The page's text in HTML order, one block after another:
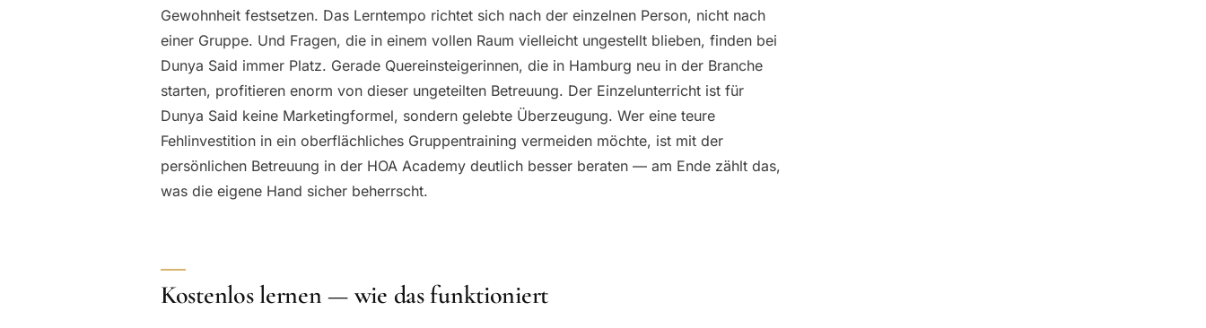
Gewohnheit festsetzen. Das Lerntempo richtet sich nach der einzelnen Person, nicht nach
einer Gruppe. Und Fragen, die in einem vollen Raum vielleicht ungestellt blieben, finden bei
Dunya Said immer Platz. Gerade Quereinsteigerinnen, die in Hamburg neu in der Branche
starten, profitieren enorm von dieser ungeteilten Betreuung. Der Einzelunterricht ist für
Dunya Said keine Marketingformel, sondern gelebte Überzeugung. Wer eine teure
Fehlinvestition in ein oberflächliches Gruppentraining vermeiden möchte, ist mit der
persönlichen Betreuung in der HOA Academy deutlich besser beraten — am Ende zählt das,
was die eigene Hand sicher beherrscht.
Kostenlos lernen — wie das funktioniert